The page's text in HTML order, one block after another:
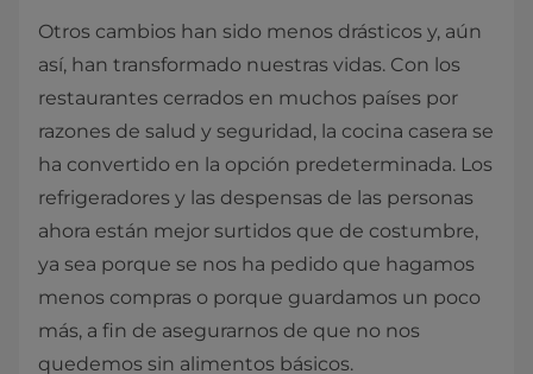
Otros cambios han sido menos drásticos y, aún
así, han transformado nuestras vidas. Con los
restaurantes cerrados en muchos países por
razones de salud y seguridad, la cocina casera se
ha convertido en la opción predeterminada. Los
refrigeradores y las despensas de las personas
ahora están mejor surtidos que de costumbre,
ya sea porque se nos ha pedido que hagamos
menos compras o porque guardamos un poco
más, a fin de asegurarnos de que no nos
quedemos sin alimentos básicos.